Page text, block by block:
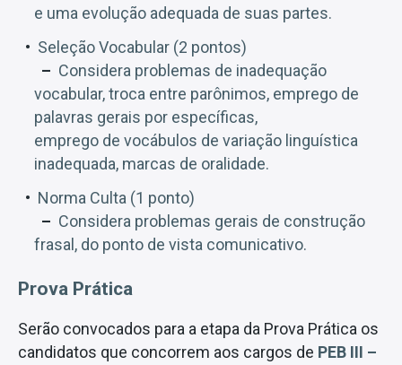
e uma evolução adequada de suas partes.
Seleção Vocabular (2 pontos)
Considera problemas de inadequação
vocabular, troca entre parônimos, emprego de
palavras gerais por específicas,
emprego de vocábulos de variação linguística
inadequada, marcas de oralidade.
Norma Culta (1 ponto)
Considera problemas gerais de construção
frasal, do ponto de vista comunicativo.
Prova Prática
Serão convocados para a etapa da Prova Prática os
candidatos que concorrem aos cargos de PEB III –